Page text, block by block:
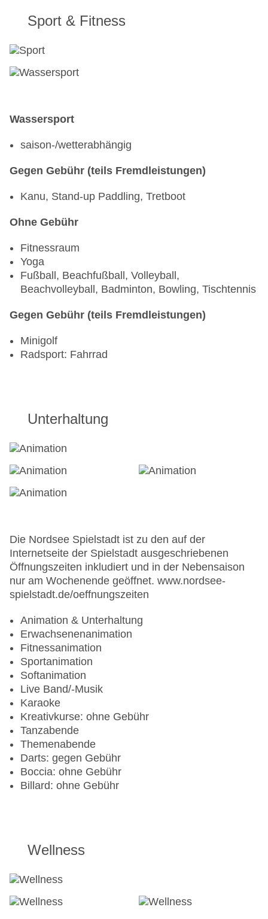
angeboten, an dem die Eltern mit ihrem Kind
• Packende Challenges
• verschiedene Sportangebote und vieles mehr
• 1x Woche Familienaktivitäten
• 1x Woche Kids Night
Für Familien
Kinderbetreuung: ohne Gebühr
BABYS
Anfrage & Reservierung notwendig
Babyphone: gegen Kaution, Anfrage &
Wickelauflage
mehrmals pro Woche, ohne Gebühr, Sprachen:
deutsch, englisch
Kinderanimation
Kinderspielzimmer: von 3 Jahre bis 12 Jahre
Kinderspielplatz
Minidisco: von 3 Jahre bis 12 Jahre, mehrmals
pro Woche, ohne Gebühr, Sprachen: deutsch,
englisch
TEENS
Teenclub: ohne Gebühr
Jugendanimation
Sport & Fitness
Wassersport
saison-/wetterabhängig
Gegen Gebühr (teils Fremdleistungen)
Kanu, Stand-up Paddling, Tretboot
Ohne Gebühr
Fitnessraum
Yoga
Fußball, Beachfußball, Volleyball,
Beachvolleyball, Badminton, Bowling, Tischtennis
Gegen Gebühr (teils Fremdleistungen)
Minigolf
Radsport: Fahrrad
Unterhaltung
Die Nordsee Spielstadt ist zu den auf der
Internetseite der Spielstadt ausgeschriebenen
Öffnungszeiten inkludiert und in der Nebensaison
nur am Wochenende geöffnet. www.nordsee-
spielstadt.de/oeffnungszeiten
Animation & Unterhaltung
Erwachsenenanimation
Fitnessanimation
Sportanimation
Softanimation
Live Band/-Musik
Karaoke
Kreativkurse: ohne Gebühr
Tanzabende
Themenabende
Darts: gegen Gebühr
Boccia: ohne Gebühr
Billard: ohne Gebühr
Wellness